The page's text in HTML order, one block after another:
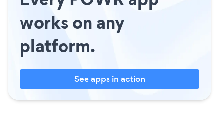
works on any
platform.
See apps in action